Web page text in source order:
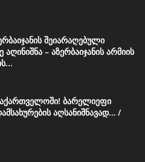
შეიარაღებული
– აზერბაიჯანის არმიის
ბარელიეფი
აღსანიშნავად… /